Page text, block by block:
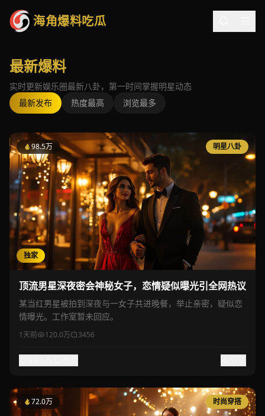
海角爆料吃瓜
最新爆料
实时更新娱乐圈最新八卦，第一时间掌握明星动态
最新发布
热度最高 浏览最多
98.5万 明星八卦
独家
顶流男星深夜密会神秘女子，恋情疑似曝光引全网热议
某当红男星被拍到深夜与一女子共进晚餐，举止亲密，疑似恋
情曝光。工作室暂未回应。
1天前 120.0万 3456
72.0万 时尚穿搭